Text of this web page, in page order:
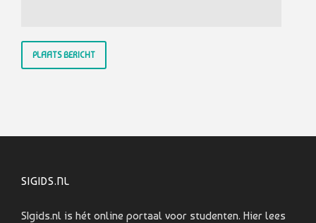
SIGIDS.NL
SIgids.nl is hét online portaal voor studenten. Hier lees